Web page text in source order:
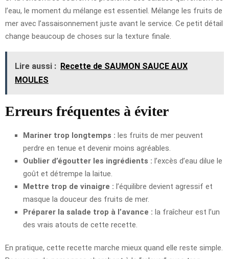
l’eau, le moment du mélange est essentiel. Mélange les fruits de
mer avec l’assaisonnement juste avant le service. Ce petit détail
change beaucoup de choses sur la texture finale.
Lire aussi : Recette de SAUMON SAUCE AUX
MOULES
Erreurs fréquentes à éviter
Mariner trop longtemps : les fruits de mer peuvent
perdre en tenue et devenir moins agréables.
Oublier d’égoutter les ingrédients : l’excès d’eau dilue le
goût et détrempe la laitue.
Mettre trop de vinaigre : l’équilibre devient agressif et
masque la douceur des fruits de mer.
Préparer la salade trop à l’avance : la fraîcheur est l’un
des vrais atouts de cette recette.
En pratique, cette recette marche mieux quand elle reste simple.